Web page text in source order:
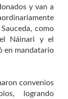
y van a
como
Náinari y el
en mandatario
convenios
logrando